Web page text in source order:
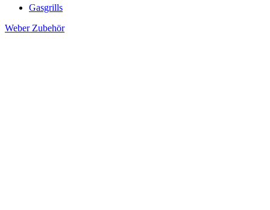
Gasgrills
Weber Zubehör